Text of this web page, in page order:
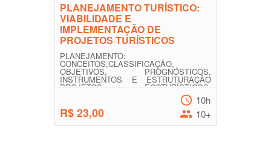
PLANEJAMENTO TURÍSTICO:
VIABILIDADE E
IMPLEMENTAÇÃO DE
PROJETOS TURÍSTICOS
PLANEJAMENTO:
CONCEITOS,CLASSIFICAÇÃO,
OBJETIVOS, PROGNÓSTICOS,
INSTRUMENTOS E ESTRUTURAÇÃO
PROJETOS ECOTURÍSTICOS:
R$ 23,00
10h
10+